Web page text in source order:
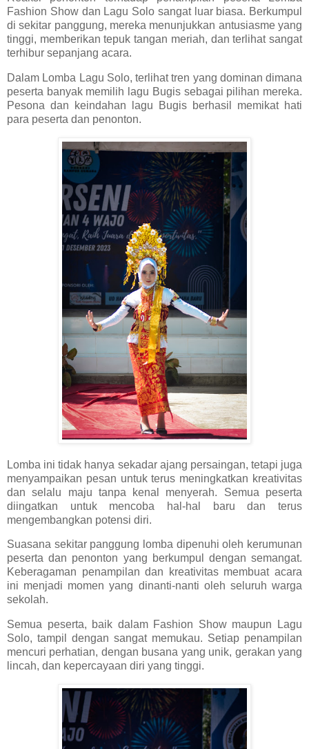
Fashion Show dan Lagu Solo sangat luar biasa. Berkumpul
di sekitar panggung, mereka menunjukkan antusiasme yang
tinggi, memberikan tepuk tangan meriah, dan terlihat sangat
terhibur sepanjang acara.
Dalam Lomba Lagu Solo, terlihat tren yang dominan dimana
peserta banyak memilih lagu Bugis sebagai pilihan mereka.
Pesona dan keindahan lagu Bugis berhasil memikat hati
para peserta dan penonton.
Lomba ini tidak hanya sekadar ajang persaingan, tetapi juga
menyampaikan pesan untuk terus meningkatkan kreativitas
dan selalu maju tanpa kenal menyerah. Semua peserta
diingatkan untuk mencoba hal-hal baru dan terus
mengembangkan potensi diri.
Suasana sekitar panggung lomba dipenuhi oleh kerumunan
peserta dan penonton yang berkumpul dengan semangat.
Keberagaman penampilan dan kreativitas membuat acara
ini menjadi momen yang dinanti-nanti oleh seluruh warga
sekolah.
Semua peserta, baik dalam Fashion Show maupun Lagu
Solo, tampil dengan sangat memukau. Setiap penampilan
mencuri perhatian, dengan busana yang unik, gerakan yang
lincah, dan kepercayaan diri yang tinggi.